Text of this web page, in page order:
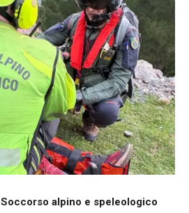
l Soccorso alpino e speleologico